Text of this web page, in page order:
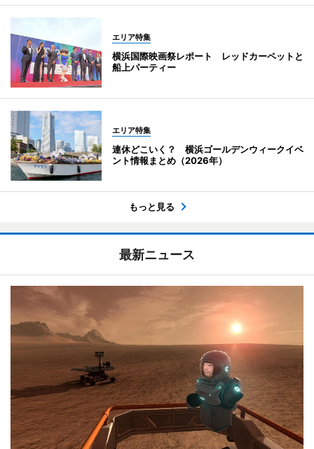
エリア特集
横浜国際映画祭レポート レッドカーペットと
船上パーティー
エリア特集
連休どこいく？ 横浜ゴールデンウィークイベ
ント情報まとめ（2026年）
もっと見る
最新ニュース